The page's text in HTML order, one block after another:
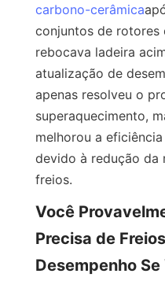
carbono-cerâmica
conjuntos de rotores
rebocava ladeira
atualização de
apenas resolveu o
superaquecimento,
melhorou a
devido à redução da
freios.
Você
Precisa de
Desempenho Se